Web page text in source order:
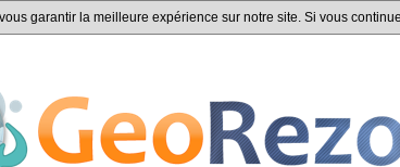
garantir la meilleure expérience sur notre site. Si vous